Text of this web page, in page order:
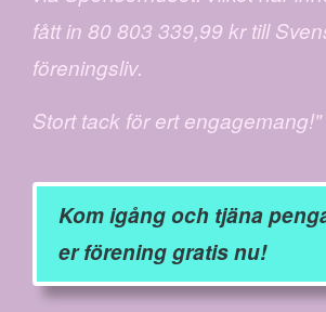
fått in 80 803 339,99 kr till
föreningsliv.
Stort tack för ert engagemang!"
Kom igång och tjäna
er förening gratis nu!